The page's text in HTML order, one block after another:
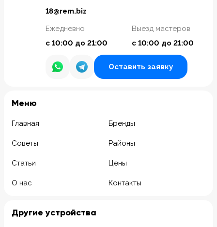
18@rem.biz
Ежедневно
с 10:00 до 21:00
Выезд мастеров
с 10:00 до 21:00
Оставить заявку
Meню
Главная Бренды
Советы Районы
Статьи Цены
О нас Контакты
Другие устройства